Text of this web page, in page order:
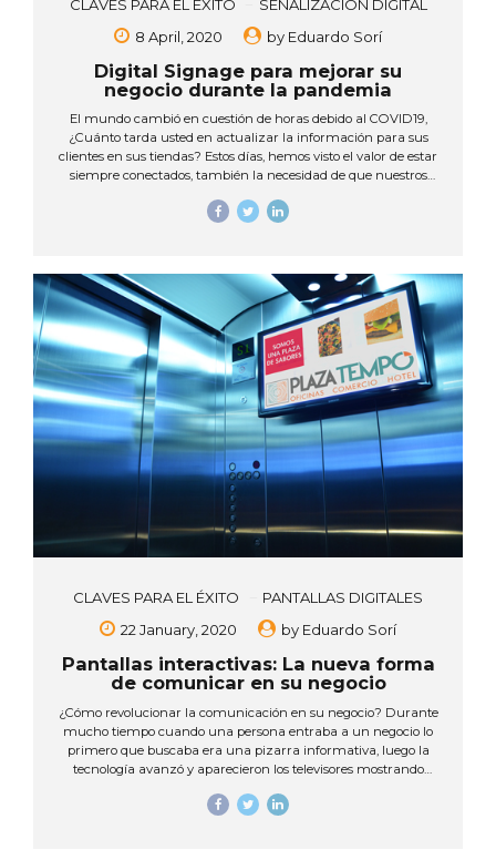
CLAVES PARA EL ÉXITO
SEÑALIZACIÓN DIGITAL
8 April, 2020
by Eduardo Sorí
Digital Signage para mejorar su
negocio durante la pandemia
El mundo cambió en cuestión de horas debido al COVID19,
¿Cuánto tarda usted en actualizar la información para sus
clientes en sus tiendas? Estos días, hemos visto el valor de estar
siempre conectados, también la necesidad de que nuestros
actualizados en todo momento, instrucciones claras, medidas
comunicación que permitan actualizar contante y ágilmente
la información, esto desde un ámbito seguro y controlado. El
DIGITAL SIGNAGE brinda...
CLAVES PARA EL ÉXITO
PANTALLAS DIGITALES
22 January, 2020
by Eduardo Sorí
Pantallas interactivas: La nueva forma
de comunicar en su negocio
¿Cómo revolucionar la comunicación en su negocio? Durante
mucho tiempo cuando una persona entraba a un negocio lo
primero que buscaba era una pizarra informativa, luego la
tecnología avanzó y aparecieron los televisores mostrando
representaba esperar a que la información que necesitaban se